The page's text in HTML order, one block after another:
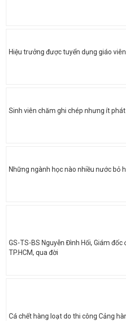
Hiệu trưởng được tuyển dụng giáo
Sinh viên chăm ghi chép nhưng ít
Những ngành học nào nhiều nước bỏ
GS-TS-BS Nguyễn Đình Hối, Giám
TP.HCM, qua đời
Cá chết hàng loạt do thi công Cảng